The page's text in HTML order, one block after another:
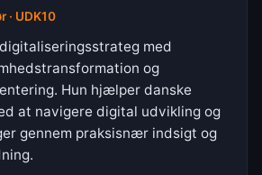
· UDK10
med
og
Hun hjælper danske
at navigere digital udvikling og
gennem praksisnær indsigt og